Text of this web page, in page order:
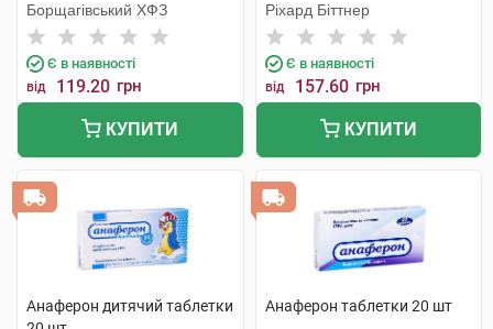
Борщагівський ХФЗ
Є в наявності
від 119.20 грн
КУПИТИ
Ріхард Біттнер
Є в наявності
від 157.60 грн
КУПИТИ
Анаферон дитячий таблетки
Анаферон таблетки 20 шт